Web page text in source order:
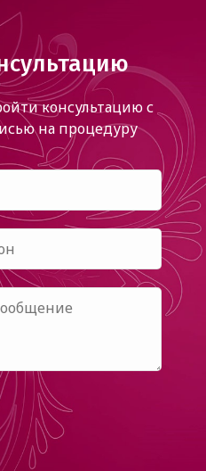
консультацию с
на процедуру